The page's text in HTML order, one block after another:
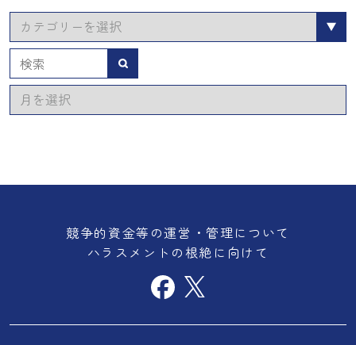
カ
テ
ゴ
リ
ー
ー
競争的資金等の運営・管理について
ハラスメントの根絶に向けて